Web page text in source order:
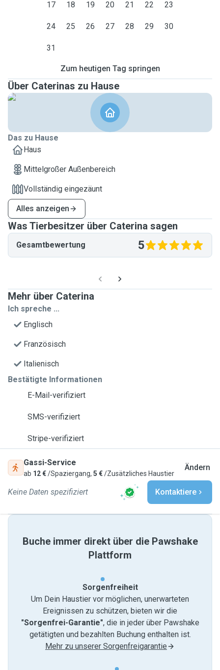
17 18 19 20 21 22 23
24 25 26 27 28 29 30
31
Zum heutigen Tag springen
Über Caterinas zu Hause
Das zu Hause
Haus
Mittelgroßer Außenbereich
Vollständig eingezäunt
Alles anzeigen
Was Tierbesitzer über Caterina sagen
Gesamtbewertung 5
Mehr über Caterina
Ich spreche ...
Englisch
Französisch
Italienisch
Bestätigte Informationen
E-Mail-verifiziert
SMS-verifiziert
Stripe-verifiziert
Gassi-Service
ab 12 €/Spaziergang, 5 €/Zusätzliches Haustier
Ändern
Keine Daten spezifiziert Kontaktiere
Buche immer direkt über die Pawshake
Plattform
Sorgenfreiheit
Um Dein Haustier vor möglichen, unerwarteten
Ereignissen zu schützen, bieten wir die
"Sorgenfrei-Garantie", die in jeder über Pawshake
getätigten und bezahlten Buchung enthalten ist.
Mehr zu unserer Sorgenfreigarantie